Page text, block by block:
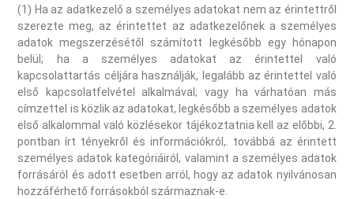
(1) Ha az adatkezelő a személyes adatokat nem az érintettről
szerezte meg, az érintettet az adatkezelőnek a személyes
adatok megszerzésétől számított legkésőbb egy hónapon
belül; ha a személyes adatokat az érintettel való
kapcsolattartás céljára használják, legalább az érintettel való
első kapcsolatfelvétel alkalmával; vagy ha várhatóan más
címzettel is közlik az adatokat, legkésőbb a személyes adatok
első alkalommal való közlésekor tájékoztatnia kell az előbbi, 2.
pontban írt tényekről és információkról,. továbbá az érintett
személyes adatok kategóriáiról, valamint a személyes adatok
forrásáról és adott esetben arról, hogy az adatok nyilvánosan
hozzáférhető forrásokból származnak-e.